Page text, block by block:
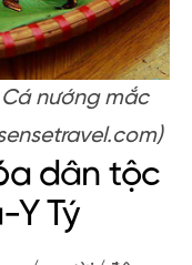
nướng mắc
dân tộc
Tý